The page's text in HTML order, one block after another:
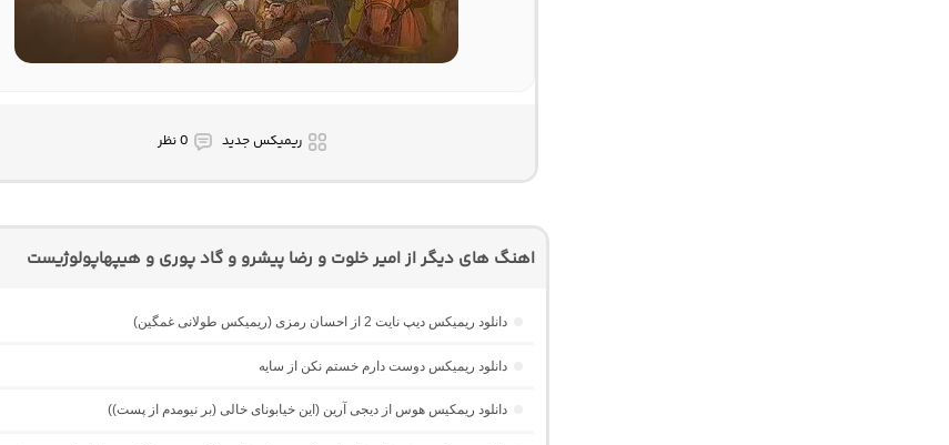
ریمیکس جدید 0 نظر
اهنگ های دیگر از امیر خلوت و رضا پیشرو و گاد پوری و هیپهاپولوژیست
دانلود ریمیکس دیپ نایت 2 از احسان رمزی (ریمیکس طولانی غمگین)
دانلود ریمیکس دوست دارم خستم نکن از سایه
دانلود ریمکیس هوس از دیجی آرین (این خیابونای خالی (بر نیومدم از پست))